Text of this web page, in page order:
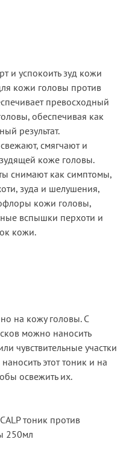
и успокоить зуд кожи
кожи головы против
превосходный
обеспечивая как
результат.
смягчают и
коже головы.
снимают как симптомы,
зуда и шелушения,
кожи головы,
вспышки перхоти и
кожи.
на кожу головы. С
можно наносить
чувствительные участки
этот тоник и на
освежить их.
тоник против
250мл